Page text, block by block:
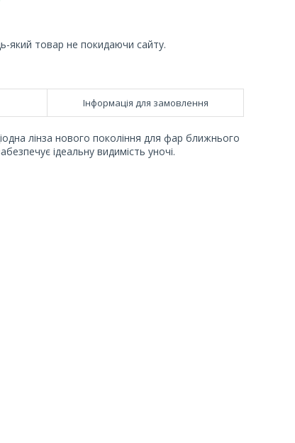
який товар не покидаючи сайту.
Інформація для замовлення
лінза нового покоління для фар ближнього
ідеальну видимість уночі.